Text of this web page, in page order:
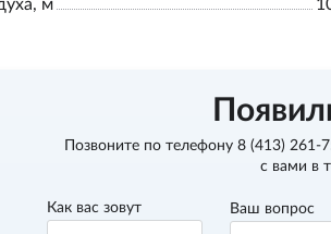
м
Позвоните по телефону 8 (413) 261-
с вами в
Как вас зовут Ваш вопрос